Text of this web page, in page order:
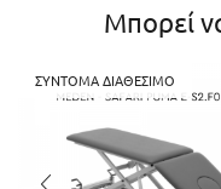
Μπορεί
ΣΎΝΤΟΜΑ ΔΙΑΘΈΣΙΜΟ